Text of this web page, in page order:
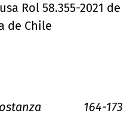
Rol 58.355-2021 de
de Chile
164-173